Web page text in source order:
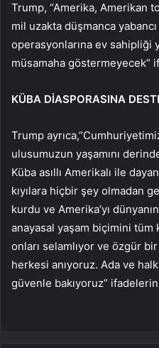
Trump, “Amerika, Amerikan
mil uzakta düşmanca
operasyonlarına ev sahipliği
müsamaha göstermeyecek”
KÜBA DİASPORASINA
Trump
ulusumuzun yaşamını
Küba asıllı Amerikalı ile
kıyılara hiçbir şey olmadan
kurdu ve Amerika’yı
anayasal yaşam biçimini
onları selamlıyor ve özgür
herkesi anıyoruz. Ada ve
güvenle bakıyoruz”